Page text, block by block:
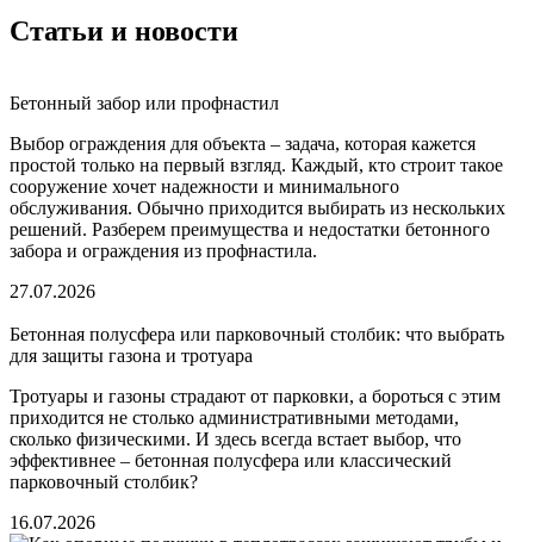
Статьи и новости
Бетонный забор или профнастил
Выбор ограждения для объекта – задача, которая кажется
простой только на первый взгляд. Каждый, кто строит такое
сооружение хочет надежности и минимального
обслуживания. Обычно приходится выбирать из нескольких
решений. Разберем преимущества и недостатки бетонного
забора и ограждения из профнастила.
27.07.2026
Бетонная полусфера или парковочный столбик: что выбрать
для защиты газона и тротуара
Тротуары и газоны страдают от парковки, а бороться с этим
приходится не столько административными методами,
сколько физическими. И здесь всегда встает выбор, что
эффективнее – бетонная полусфера или классический
парковочный столбик?
16.07.2026